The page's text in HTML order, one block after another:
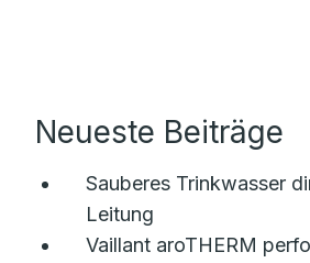
Neueste Beiträge
Sauberes Trinkwasser
Leitung
Vaillant aroTHERM